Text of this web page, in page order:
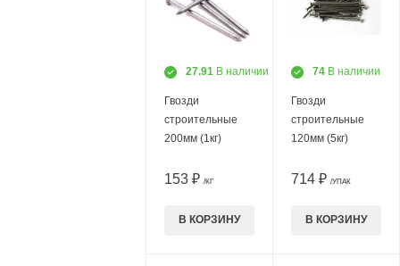
27.91 В наличии
Гвозди
строительные
200мм (1кг)
153 ₽ /КГ
В КОРЗИНУ
74 В наличии
Гвозди
строительные
120мм (5кг)
714 ₽ /УПАК
В КОРЗИНУ